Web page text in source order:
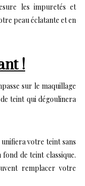
les impuretés et
peau éclatante et en
!
sur le maquillage
teint qui dégoulinera
votre teint sans
de teint classique.
remplacer votre